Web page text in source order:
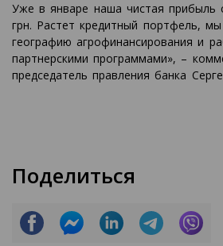
Уже в январе наша чистая прибыль
грн. Растет кредитный портфель,
географию агрофинансирования и
партнерскими программами», –
председатель правления банка
Поделиться